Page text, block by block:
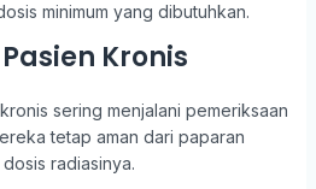
minimum yang dibutuhkan.
Kronis
sering menjalani pemeriksaan
tetap aman dari paparan
radiasinya.